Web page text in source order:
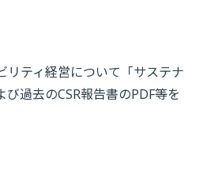
リティ経営について「サステナ
過去のCSR報告書のPDF等を